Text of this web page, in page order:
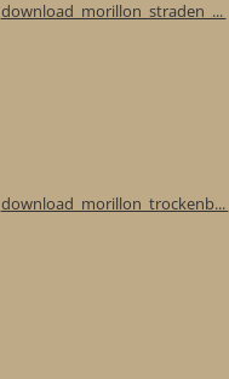
download_morillon_straden_...
download_morillon_trockenb...